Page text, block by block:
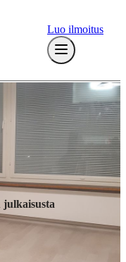
Luo ilmoitus
julkaisusta